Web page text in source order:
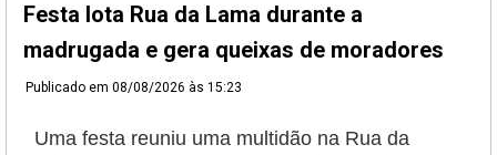
Festa lota Rua da Lama durante a
madrugada e gera queixas de moradores
Publicado em 08/08/2026 às 15:23
Uma festa reuniu uma multidão na Rua da